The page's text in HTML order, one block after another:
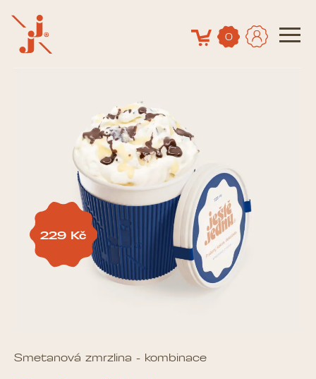
0
229 Kč
Smetanová zmrzlina - kombinace